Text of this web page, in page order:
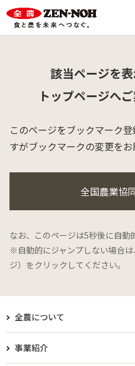
該当ページを表
トップページへ
このページをブックマーク登
すがブックマークの変更をお
全国農業協
なお、このページは5秒後に自動
※自動的にジャンプしない場合
ジ）をクリックしてください。
全農について
事業紹介